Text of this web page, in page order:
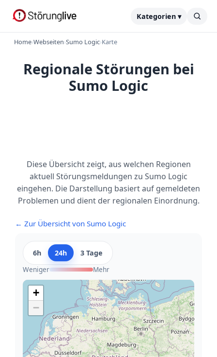
Kategorien ▾
Home›Webseiten›Sumo Logic›Karte
Regionale Störungen bei
Sumo Logic
Diese Übersicht zeigt, aus welchen Regionen
aktuell Störungsmeldungen zu Sumo Logic
eingehen. Die Darstellung basiert auf gemeldeten
Problemen und dient der regionalen Einordnung.
← Zur Übersicht von Sumo Logic
6h 24h
3 Tage
Weniger
Mehr
+
−